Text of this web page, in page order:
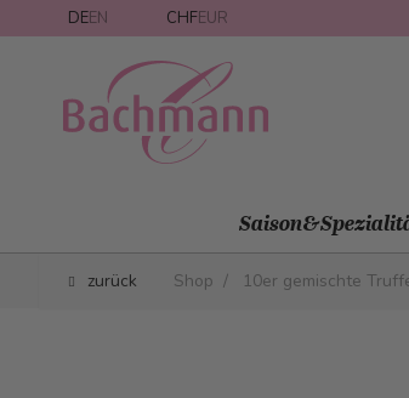
Direkt zum Inhalt
DEEN CHFEUR
zurück Shop / 10er gemischte